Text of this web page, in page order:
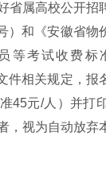
省属高校公开招
）和《安徽省物
等考试收费标
件相关规定，报
45元/人）并打
，视为自动放弃